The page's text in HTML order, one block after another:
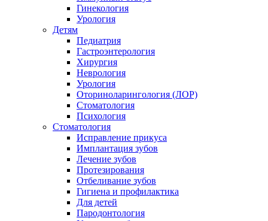
Гинекология
Урология
Детям
Педиатрия
Гастроэнтерология
Хирургия
Неврология
Урология
Оториноларингология (ЛОР)
Стоматология
Психология
Стоматология
Исправление прикуса
Имплантация зубов
Лечение зубов
Протезирования
Отбеливание зубов
Гигиена и профилактика
Для детей
Пародонтология